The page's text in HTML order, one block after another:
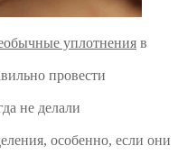
уплотнения в
провести
не делали
особенно, если они